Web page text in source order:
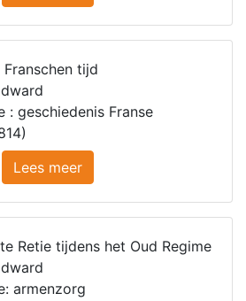
Franschen tijd
: geschiedenis Franse
Lees meer
Retie tijdens het Oud Regime
armenzorg